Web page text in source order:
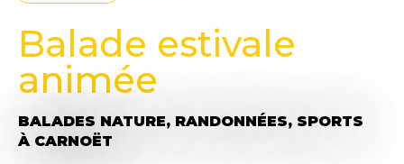
Balade estivale
animée
BALADES NATURE, RANDONNÉES, SPORTS
À CARNOËT